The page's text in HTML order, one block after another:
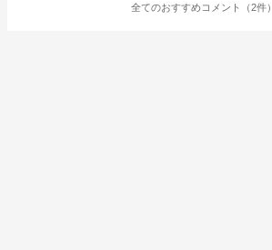
全てのおすすめコメント（2件）